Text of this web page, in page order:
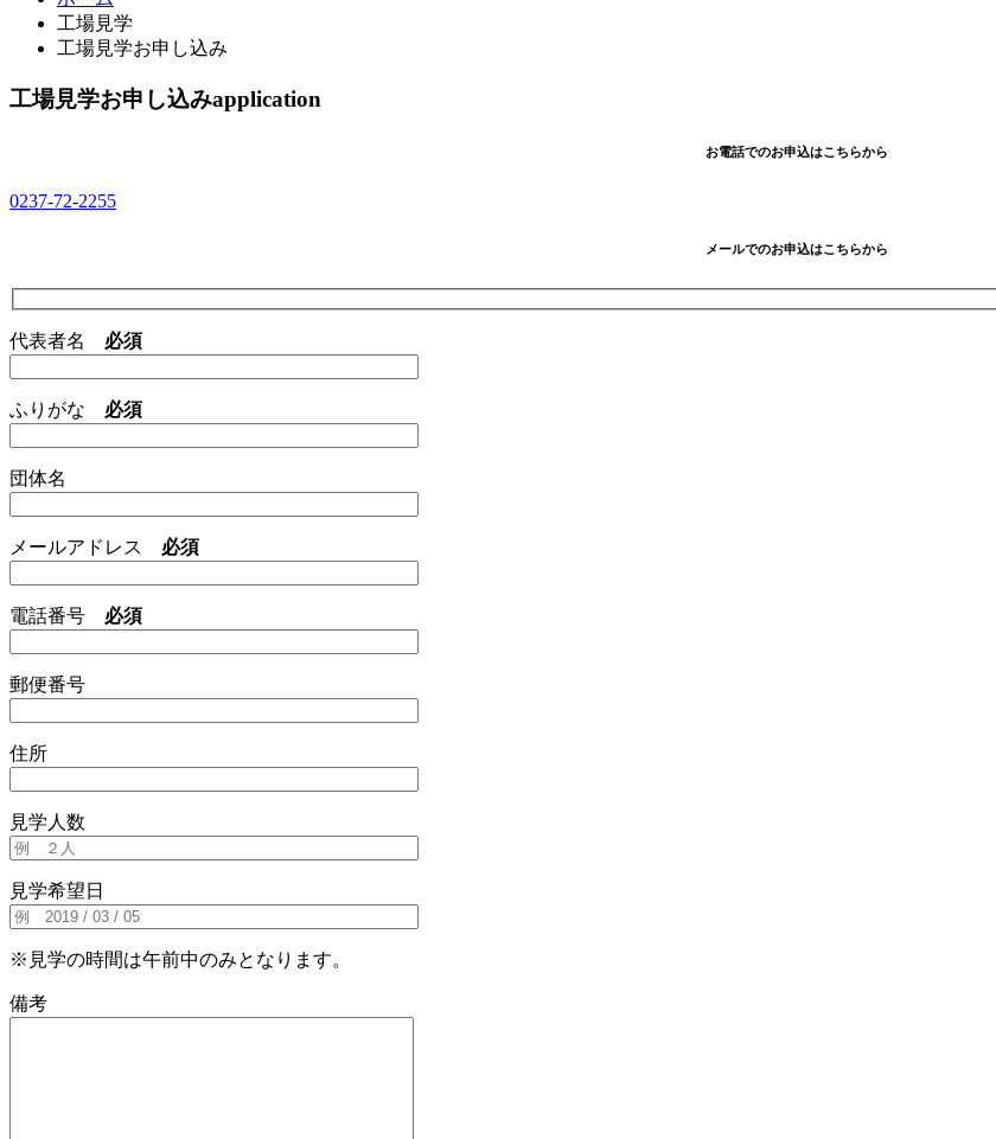
工場見学
工場見学お申し込み
工場見学お申し込みapplication
お電話でのお申込はこちらから
0237-72-2255
メールでのお申込はこちらから
代表者名 必須
ふりがな 必須
団体名
メールアドレス 必須
電話番号 必須
郵便番号
住所
見学人数
見学希望日
※見学の時間は午前中のみとなります。
備考